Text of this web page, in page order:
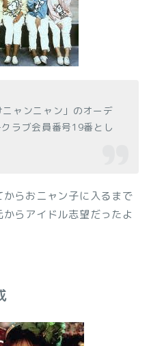
ャンニャン」のオーデ
ラブ会員番号19番とし
らおニャン子に入るまで
らアイドル志望だったよ